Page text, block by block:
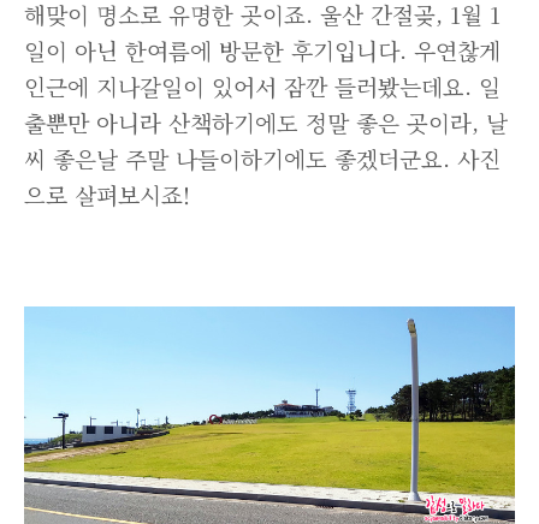
해맞이 명소로 유명한 곳이죠. 울산 간절곶, 1월 1
일이 아닌 한여름에 방문한 후기입니다. 우연찮게
인근에 지나갈일이 있어서 잠깐 들러봤는데요. 일
출뿐만 아니라 산책하기에도 정말 좋은 곳이라, 날
씨 좋은날 주말 나들이하기에도 좋겠더군요. 사진
으로 살펴보시죠!